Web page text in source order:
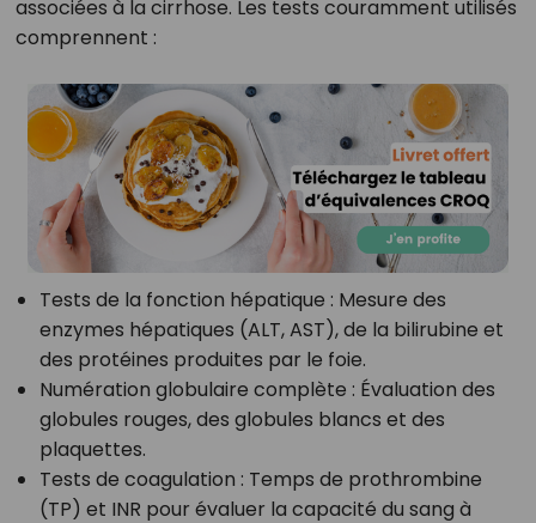
associées à la cirrhose. Les tests couramment utilisés
comprennent :
Tests de la fonction hépatique : Mesure des
enzymes hépatiques (ALT, AST), de la bilirubine et
des protéines produites par le foie.
Numération globulaire complète : Évaluation des
globules rouges, des globules blancs et des
plaquettes.
Tests de coagulation : Temps de prothrombine
(TP) et INR pour évaluer la capacité du sang à